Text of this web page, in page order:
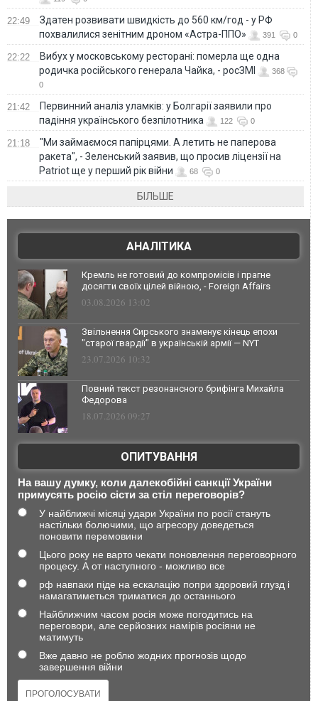
22:49
Здатен розвивати швидкість до 560 км/год - у РФ
похвалилися зенітним дроном «Астра-ППО»
391 0
22:22
Вибух у московському ресторані: померла ще одна
родичка російського генерала Чайка, - росЗМІ
368
0
21:42
Первинний аналіз уламків: у Болгарії заявили про
падіння українського безпілотника
122 0
21:18
"Ми займаємося папірцями. А летить не паперова
ракета", - Зеленський заявив, що просив ліцензії на
Patriot ще у перший рік війни
68 0
БІЛЬШЕ
АНАЛІТИКА
Кремль не готовий до компромісів і прагне
досягти своїх цілей війною, - Foreign Affairs
03.08.2026 13:02
Звільнення Сирського знаменує кінець епохи
"старої гвардії" в українській армії — NYT
23.07.2026 10:32
Повний текст резонансного брифінга Михайла
Федорова
18.07.2026 09:27
ОПИТУВАННЯ
На вашу думку, коли далекобійні санкції України
примусять росію сісти за стіл переговорів?
У найближчі місяці удари України по росії стануть
настільки болючими, що агресору доведеться
поновити перемовини
Цього року не варто чекати поновлення переговорного
процесу. А от наступного - можливо все
рф навпаки піде на ескалацію попри здоровий глузд і
намагатиметься триматися до останнього
Найближчим часом росія може погодитись на
переговори, але серйозних намірів росіяни не
матимуть
Вже давно не роблю жодних прогнозів щодо
завершення війни